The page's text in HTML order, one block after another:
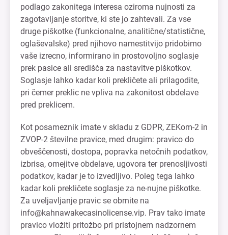
podlago zakonitega interesa oziroma nujnosti za
zagotavljanje storitve, ki ste jo zahtevali. Za vse
druge piškotke (funkcionalne, analitične/statistične,
oglaševalske) pred njihovo namestitvijo pridobimo
vaše izrecno, informirano in prostovoljno soglasje
prek pasice ali središča za nastavitve piškotkov.
Soglasje lahko kadar koli prekličete ali prilagodite,
pri čemer preklic ne vpliva na zakonitost obdelave
pred preklicem.
Kot posameznik imate v skladu z GDPR, ZEKom-2 in
ZVOP-2 številne pravice, med drugim: pravico do
obveščenosti, dostopa, popravka netočnih podatkov,
izbrisa, omejitve obdelave, ugovora ter prenosljivosti
podatkov, kadar je to izvedljivo. Poleg tega lahko
kadar koli prekličete soglasje za ne-nujne piškotke.
Za uveljavljanje pravic se obrnite na
info@kahnawakecasinolicense.vip. Prav tako imate
pravico vložiti pritožbo pri pristojnem nadzornem